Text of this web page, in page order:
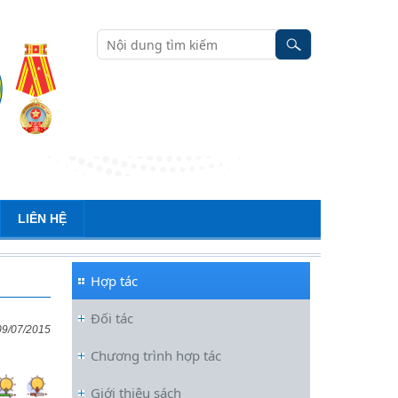
LIÊN HỆ
07/2015
Hợp tác
Đối tác
Chương trình hợp tác
Giới thiệu sách
Đối thoại ICWA – VASS lần thứ 6: